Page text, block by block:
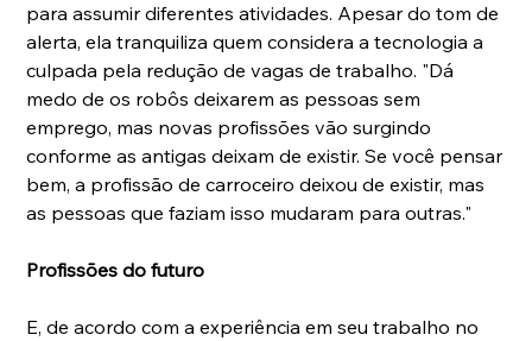
para assumir diferentes atividades. Apesar do tom de
alerta, ela tranquiliza quem considera a tecnologia a
culpada pela redução de vagas de trabalho. "Dá
medo de os robôs deixarem as pessoas sem
emprego, mas novas profissões vão surgindo
conforme as antigas deixam de existir. Se você pensar
bem, a profissão de carroceiro deixou de existir, mas
as pessoas que faziam isso mudaram para outras."
Profissões do futuro
E, de acordo com a experiência em seu trabalho no